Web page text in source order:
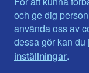
och ge dig
använda oss av
dessa gör kan du
inställningar.
Jönköpings län
Kalmar län
Kronobergs län
Norrbotten
Skåne län